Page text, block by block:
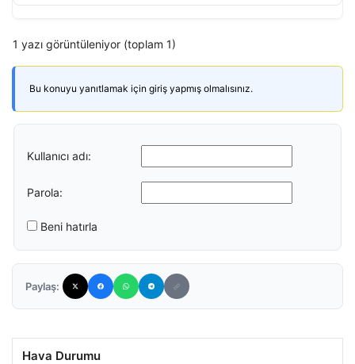
1 yazı görüntüleniyor (toplam 1)
Bu konuyu yanıtlamak için giriş yapmış olmalısınız.
Kullanıcı adı:
Parola:
Beni hatırla
Paylaş:
Hava Durumu